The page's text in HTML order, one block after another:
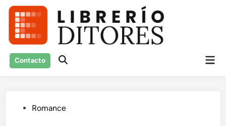
Saltar
contenido
Contacto
Abrir
Publicado
Romance